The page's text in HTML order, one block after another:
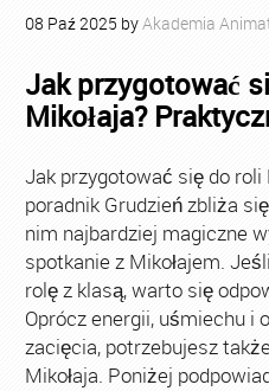
08 Paź2025 byAkademia
Jak przygotować
Mikołaja?
Jak przygotować się do roli
poradnik Grudzień zbliża
nim najbardziej magiczne
spotkanie z Mikołajem.
rolę z klasą, warto się
Oprócz energii, uśmiechu i
zacięcia, potrzebujesz
Mikołaja. Poniżej